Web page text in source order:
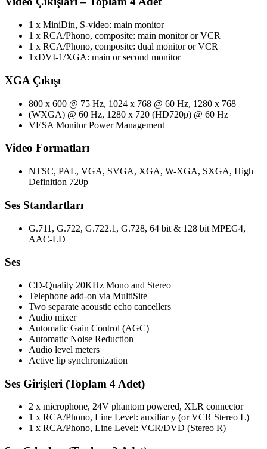
1 x MiniDin, S-video: main monitor
1 x RCA/Phono, composite: main monitor or VCR
1 x RCA/Phono, composite: dual monitor or VCR
1xDVI-1/XGA: main or second monitor
XGA Çıkışı
800 x 600 @ 75 Hz, 1024 x 768 @ 60 Hz, 1280 x 768
(WXGA) @ 60 Hz, 1280 x 720 (HD720p) @ 60 Hz
VESA Monitor Power Management
Video Formatları
NTSC, PAL, VGA, SVGA, XGA, W-XGA, SXGA, High
Definition 720p
Ses Standartları
G.711, G.722, G.722.1, G.728, 64 bit & 128 bit MPEG4,
AAC-LD
Ses
CD-Quality 20KHz Mono and Stereo
Telephone add-on via MultiSite
Two separate acoustic echo cancellers
Audio mixer
Automatic Gain Control (AGC)
Automatic Noise Reduction
Audio level meters
Active lip synchronization
Ses Girişleri (Toplam 4 Adet)
2 x microphone, 24V phantom powered, XLR connector
1 x RCA/Phono, Line Level: auxiliar y (or VCR Stereo L)
1 x RCA/Phono, Line Level: VCR/DVD (Stereo R)